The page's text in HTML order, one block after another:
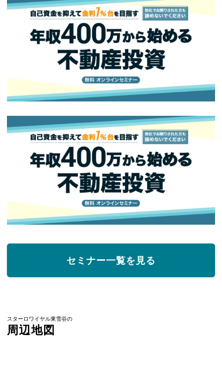
セミナー一覧を見る
スターロワイヤル東雪谷の
周辺地図